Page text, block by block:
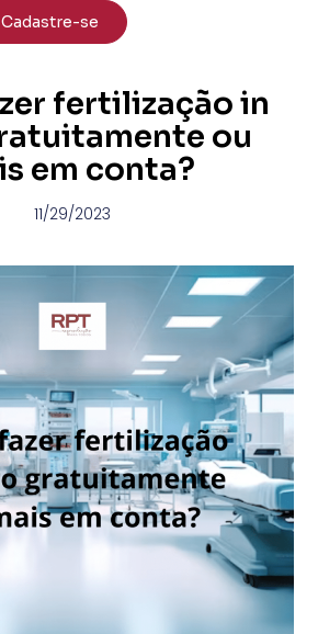
Cadastre-se
fertilização in
ou
em conta?
11/29/2023